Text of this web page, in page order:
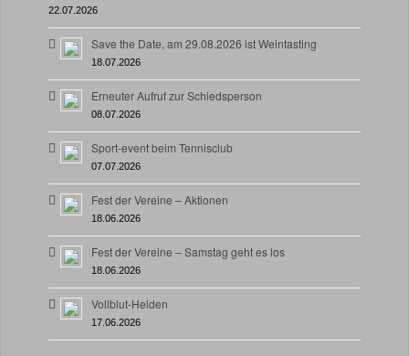
22.07.2026
Save the Date, am 29.08.2026 ist Weintasting
18.07.2026
Erneuter Aufruf zur Schiedsperson
08.07.2026
Sport-event beim Tennisclub
07.07.2026
Fest der Vereine – Aktionen
18.06.2026
Fest der Vereine – Samstag geht es los
18.06.2026
Vollblut-Helden
17.06.2026